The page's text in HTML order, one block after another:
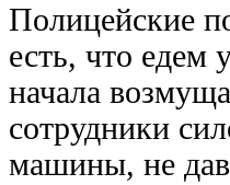
Полицейские
есть, что едем
начала
сотрудники
машины, не